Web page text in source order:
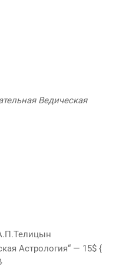
Ведическая
Астрология“ — 15$ {
}